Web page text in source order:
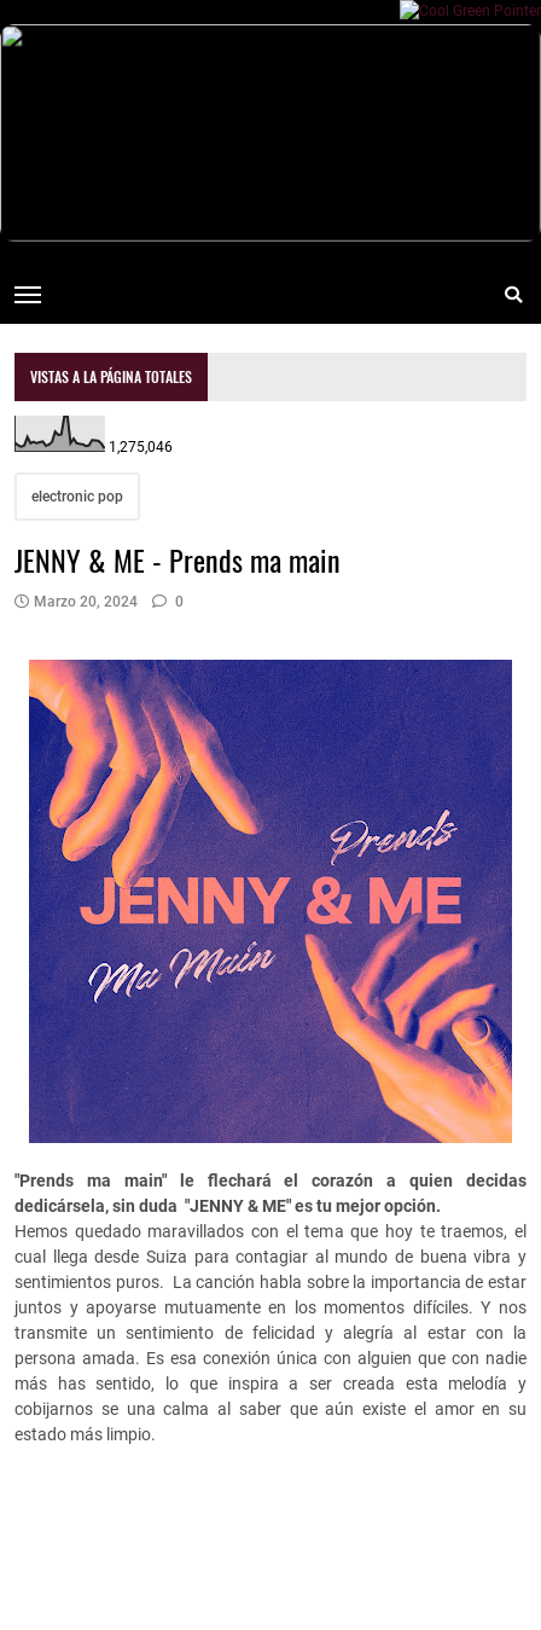
VISTAS A LA PÁGINA TOTALES
1,275,046
electronic pop
JENNY & ME - Prends ma main
Marzo 20, 2024 0
"Prends ma main" le flechará el corazón a quien decidas
dedicársela, sin duda "JENNY & ME" es tu mejor opción.
Hemos quedado maravillados con el tema que hoy te traemos, el
cual llega desde Suiza para contagiar al mundo de buena vibra y
sentimientos puros. La canción habla sobre la importancia de estar
juntos y apoyarse mutuamente en los momentos difíciles. Y nos
transmite un sentimiento de felicidad y alegría al estar con la
persona amada. Es esa conexión única con alguien que con nadie
más has sentido, lo que inspira a ser creada esta melodía y
cobijarnos se una calma al saber que aún existe el amor en su
estado más limpio.